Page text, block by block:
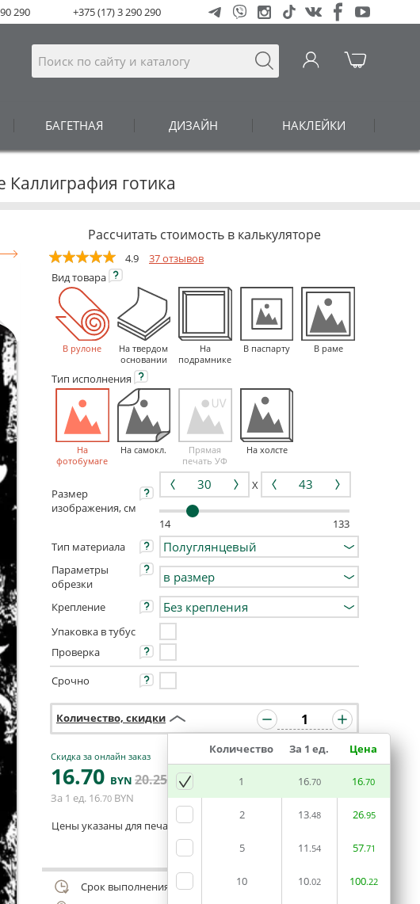
БАГЕТНАЯ ДИЗАЙН НАКЛЕЙКИ
290 +375 (17) 3 290 290
Каллиграфия готика
Рассчитать стоимость в калькуляторе
4.9
37 отзывов
Видтовара
В рулоне
На твердом
основании
На
подрамнике
В паспарту В раме
Тип исполнения
На
фотобумаге
На самокл.
Прямая
печать УФ
На холсте
Размер
изображения, см
X
14
133
Тип материала
Параметры
обрезки
Крепление
Упаковка в тубус
Проверка
Срочно
Количество, скидки
Количество За 1 ед. Цена
1 16.70 16.70
2 13.48 26.95
5 11 .54 57.71
10 10.02 100.22
Скидка за онлайн заказ
16.70 BYN 20.25
BYN
За 1 ед. 16.70 BYN
В КОРЗИНУ
Цены указаны для печати из готового макета
Оставить комментарий
Срок выполнения заказа (до 200 руб.):
48 часов